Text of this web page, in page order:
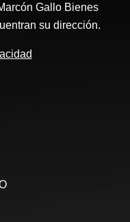
Gallo Bienes
su dirección.